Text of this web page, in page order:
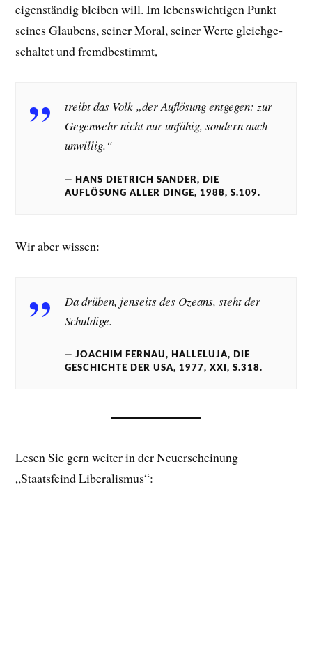
eigenständig bleiben will. Im le­bens­wich­tigen Punkt
sei­nes Glau­bens, seiner Moral, seiner Werte gleich­ge­
schal­tet und fremd­­be­stimmt,
treibt das Volk „der Auflösung ent­ge­gen: zur
Gegen­wehr nicht nur unfähig, sondern auch
unwillig.“
HANS DIETRICH SANDER, DIE
AUFLÖSUNG ALLER DINGE, 1988, S.109.
Wir aber wissen:
Da drüben, jenseits des Ozeans, steht der
Schuldige.
JOACHIM FERNAU, HALLELUJA, DIE
GESCHICHTE DER USA, 1977, XXI, S.318.
Lesen Sie gern weiter in der Neuerscheinung
„Staatsfeind Liberalismus“: